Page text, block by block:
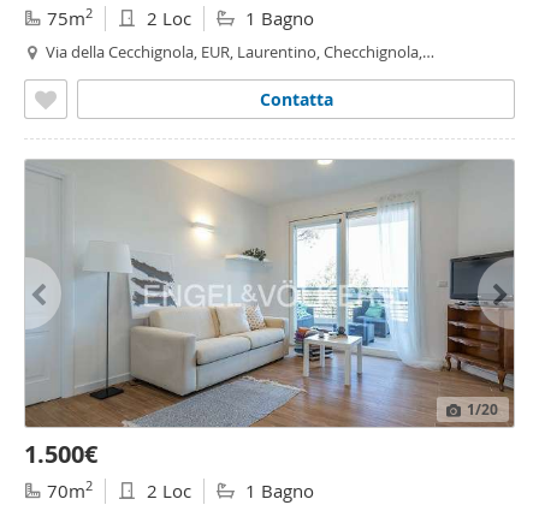
75m2 2 Loc 1 Bagno
Via della Cecchignola, EUR, Laurentino, Checchignola,
Roma
Contatta
1/20
1.500€
70m2 2 Loc 1 Bagno